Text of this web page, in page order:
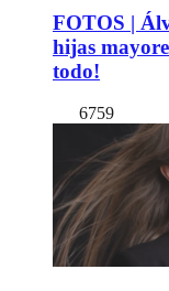
FOTOS |
hijas
todo!
6759